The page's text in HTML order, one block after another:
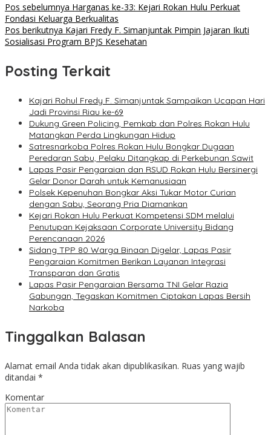
Navigasi
pos
Pos sebelumnya Harganas ke-33: Kejari Rokan Hulu Perkuat
Fondasi Keluarga Berkualitas
Pos berikutnya Kajari Fredy F. Simanjuntak Pimpin Jajaran Ikuti
Sosialisasi Program BPJS Kesehatan
Posting Terkait
Kajari Rohul Fredy F. Simanjuntak Sampaikan Ucapan Hari
Jadi Provinsi Riau ke-69
Dukung Green Policing, Pemkab dan Polres Rokan Hulu
Matangkan Perda Lingkungan Hidup
Satresnarkoba Polres Rokan Hulu Bongkar Dugaan
Peredaran Sabu, Pelaku Ditangkap di Perkebunan Sawit
Lapas Pasir Pengaraian dan RSUD Rokan Hulu Bersinergi
Gelar Donor Darah untuk Kemanusiaan
Polsek Kepenuhan Bongkar Aksi Tukar Motor Curian
dengan Sabu, Seorang Pria Diamankan
Kejari Rokan Hulu Perkuat Kompetensi SDM melalui
Penutupan Kejaksaan Corporate University Bidang
Perencanaan 2026
Sidang TPP 80 Warga Binaan Digelar, Lapas Pasir
Pengaraian Komitmen Berikan Layanan Integrasi
Transparan dan Gratis
Lapas Pasir Pengaraian Bersama TNI Gelar Razia
Gabungan, Tegaskan Komitmen Ciptakan Lapas Bersih
Narkoba
Tinggalkan Balasan
Alamat email Anda tidak akan dipublikasikan. Ruas yang wajib
ditandai *
Komentar